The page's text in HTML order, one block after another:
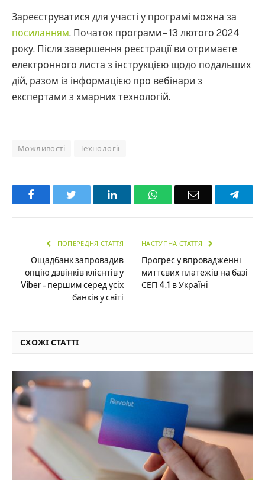
Зареєструватися для участі у програмі можна за
посиланням. Початок програми – 13 лютого 2024
року. Після завершення реєстрації ви отримаєте
електронного листа з інструкцією щодо подальших
дій, разом із інформацією про вебінари з
експертами з хмарних технологій.
Можливості Технології
Facebook LinkedInWhatsAppEmail
ПОПЕРЕДНЯ СТАТТЯ
Ощадбанк запровадив
опцію дзвінків клієнтів у
Viber – першим серед усіх
банків у світі
НАСТУПНА СТАТТЯ
Прогрес у впровадженні
миттєвих платежів на базі
СЕП 4.1 в Україні
СХОЖІ СТАТТІ